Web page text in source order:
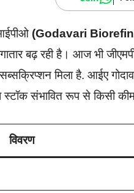
(Godavari
बढ़ रही है। आज भी
मिला है. आईए
संभावित रूप से किसी
विवरण